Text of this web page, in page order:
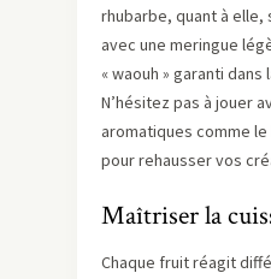
rhubarbe, quant à elle,
avec une meringue
« waouh » garanti dans
N’hésitez pas à jouer
aromatiques comme
pour rehausser vos
Maîtriser la
Chaque fruit réagit